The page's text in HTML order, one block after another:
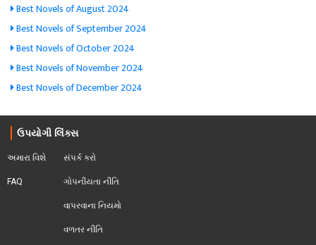
Best Novels of August 2024
Best Novels of September 2024
Best Novels of October 2024
Best Novels of November 2024
Best Novels of December 2024
ઉપયોગી લિંક્સ
અમારા વિશે
FAQ
સંપર્ક કરો
ગોપનીયતા નીતિ
વાપરવાના નિયમો
વળતર નીતિ